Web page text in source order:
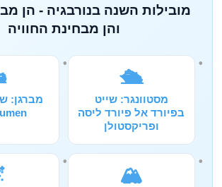
מובילות השנה בנורבגיה - הן
והן מבחינת החוויה
🛳️
מסטוונגר: שייט
בפיורד אל פיורד ליסה
ופריקסטולן
מברגן:
🏔️